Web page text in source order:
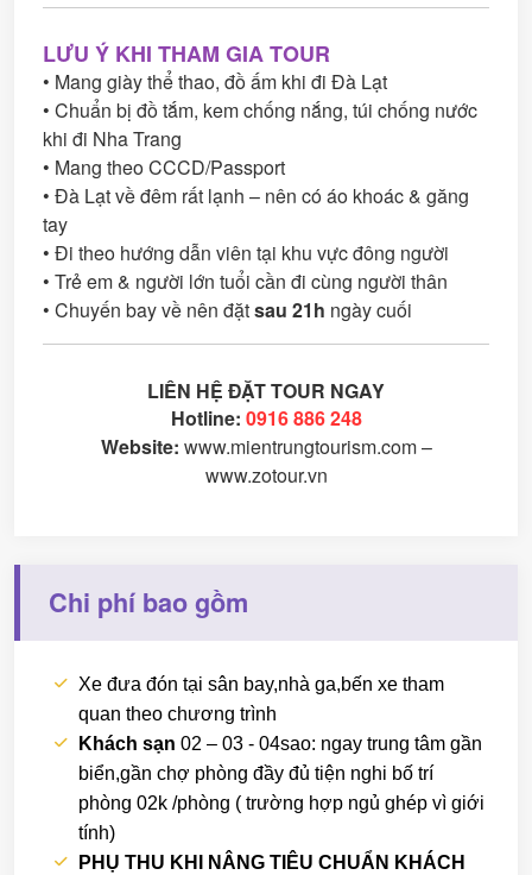
LƯU Ý KHI THAM GIA TOUR
• Mang giày thể thao, đồ ấm khi đi Đà Lạt
• Chuẩn bị đồ tắm, kem chống nắng, túi chống nước
khi đi Nha Trang
• Mang theo CCCD/Passport
• Đà Lạt về đêm rất lạnh – nên có áo khoác & găng
tay
• Đi theo hướng dẫn viên tại khu vực đông người
• Trẻ em & người lớn tuổi cần đi cùng người thân
• Chuyến bay về nên đặtsau 21h ngày cuối
LIÊN HỆ ĐẶT TOUR NGAY
Hotline: 0916 886 248
Website: www.mientrungtourism.com–
www.zotour.vn
Chi phí bao gồm
Xe đưa đón tại sân bay,nhà ga,bến xe tham
quan theo chương trình
Khách sạn 02 – 03 - 04sao: ngay trung tâm gần
biển,gần chợ phòng đầy đủ tiện nghi bố trí
phòng 02k /phòng ( trường hợp ngủ ghép vì giới
tính)
PHỤ THU KHI NÂNG TIÊU CHUẨN KHÁCH